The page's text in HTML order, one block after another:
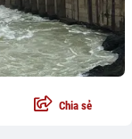
Chia sẻ